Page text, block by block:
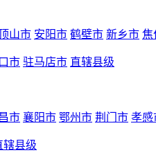
山市 安阳市 鹤壁市 新乡市 焦
市 驻马店市 直辖县级
市 襄阳市 鄂州市 荆门市 孝感
辖县级